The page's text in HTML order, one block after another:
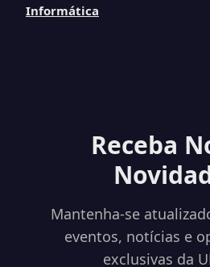
Informática
Receba
Mantenha-se
eventos, notícias e
exclusivas da